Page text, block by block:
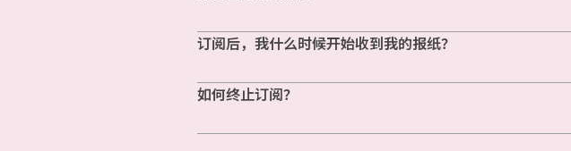
订阅后，我什么时候开始收到我的报纸？
如何终止订阅？